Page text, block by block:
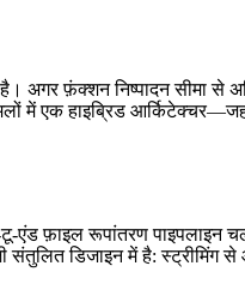
अगर फ़ंक्शन निष्पादन सीमा से
में एक हाइब्रिड
फ़ाइल रूपांतरण
संतुलित डिजाइन में है: